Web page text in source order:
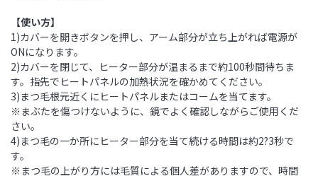
【使い方】
1)カバーを開きボタンを押し、アーム部分が立ち上がれば電源が
ONになります。
2)カバーを閉じて、ヒーター部分が温まるまで約100秒間待ちま
す。指先でヒートパネルの加熱状況を確かめてください。
3)まつ毛根元近くにヒートパネルまたはコームを当てます。
※まぶたを傷つけないように、鏡でよく確認しながらご使用くだ
さい。
4)まつ毛の一か所にヒーター部分を当て続ける時間は約2?3秒で
す。
※まつ毛の上がり方には毛質による個人差がありますので、時間